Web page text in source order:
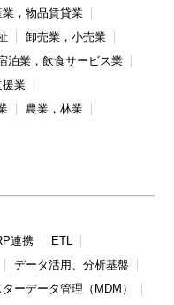
業，物品賃貸業
卸売業，小売業
泊業，飲食サービス業
援業
農業，林業
連携
ETL
データ活用、分析基盤
ターデータ管理（MDM）